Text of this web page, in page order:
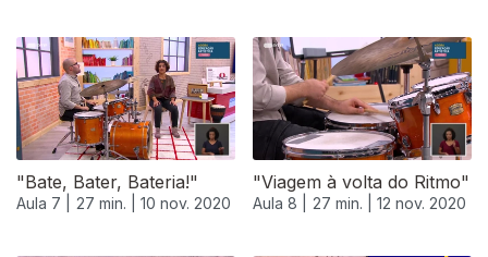
"Bate, Bater, Bateria!"
Aula 7 | 27 min. | 10 nov. 2020
"Viagem à volta do Ritmo"
Aula 8 | 27 min. | 12 nov. 2020